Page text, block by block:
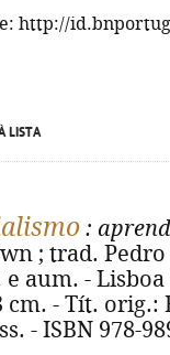
http://
LISTA
:
; trad.
e aum. -
cm. - Tít.
- ISBN 978-